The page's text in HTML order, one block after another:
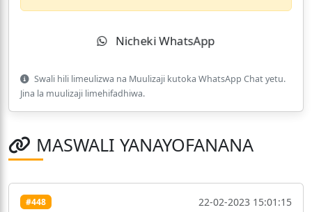
Nicheki WhatsApp
Swali hili limeulizwa na Muulizaji kutoka WhatsApp Chat yetu.
Jina la muulizaji limehifadhiwa.
MASWALI YANAYOFANANA
#448 22-02-2023 15:01:15